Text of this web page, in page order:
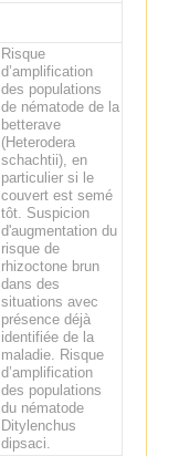
Risque
d’amplification
des populations
de nématode de la
betterave
(Heterodera
schachtii), en
particulier si le
couvert est semé
tôt. Suspicion
d'augmentation du
risque de
rhizoctone brun
dans des
situations avec
présence déjà
identifiée de la
maladie. Risque
d’amplification
des populations
du nématode
Ditylenchus
dipsaci.